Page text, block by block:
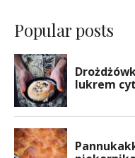
Popular posts